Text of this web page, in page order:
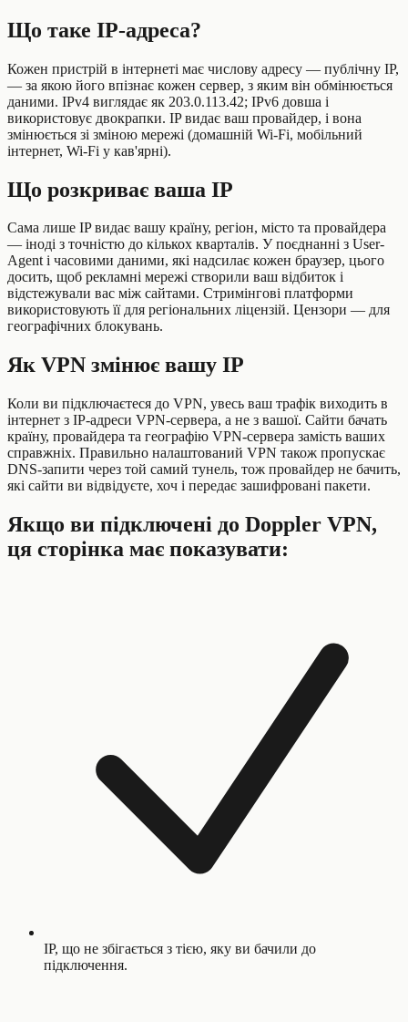
Що таке IP-адреса?
Кожен пристрій в інтернеті має числову адресу — публічну IP,
— за якою його впізнає кожен сервер, з яким він обмінюється
даними. IPv4 виглядає як 203.0.113.42; IPv6 довша і
використовує двокрапки. IP видає ваш провайдер, і вона
змінюється зі зміною мережі (домашній Wi-Fi, мобільний
інтернет, Wi-Fi у кав'ярні).
Що розкриває ваша IP
Сама лише IP видає вашу країну, регіон, місто та провайдера
— іноді з точністю до кількох кварталів. У поєднанні з User-
Agent і часовими даними, які надсилає кожен браузер, цього
досить, щоб рекламні мережі створили ваш відбиток і
відстежували вас між сайтами. Стримінгові платформи
використовують її для регіональних ліцензій. Цензори — для
географічних блокувань.
Як VPN змінює вашу IP
Коли ви підключаєтеся до VPN, увесь ваш трафік виходить в
інтернет з IP-адреси VPN-сервера, а не з вашої. Сайти бачать
країну, провайдера та географію VPN-сервера замість ваших
справжніх. Правильно налаштований VPN також пропускає
DNS-запити через той самий тунель, тож провайдер не бачить,
які сайти ви відвідуєте, хоч і передає зашифровані пакети.
Якщо ви підключені до Doppler VPN,
ця сторінка має показувати:
IP, що не збігається з тією, яку ви бачили до
підключення.